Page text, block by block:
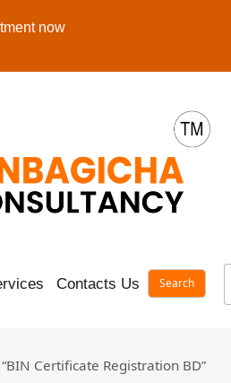
now
Contacts Us Career
Certificate Registration BD”